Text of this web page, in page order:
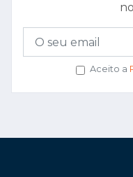
Aceito a